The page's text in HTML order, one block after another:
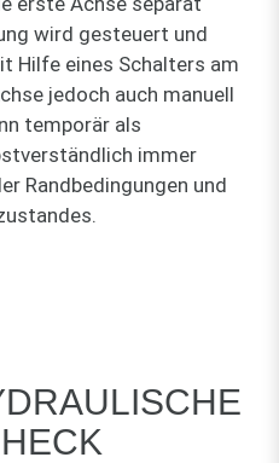
wird gesteuert und
Hilfe eines Schalters am
jedoch auch manuell
temporär als
immer
Randbedingungen und